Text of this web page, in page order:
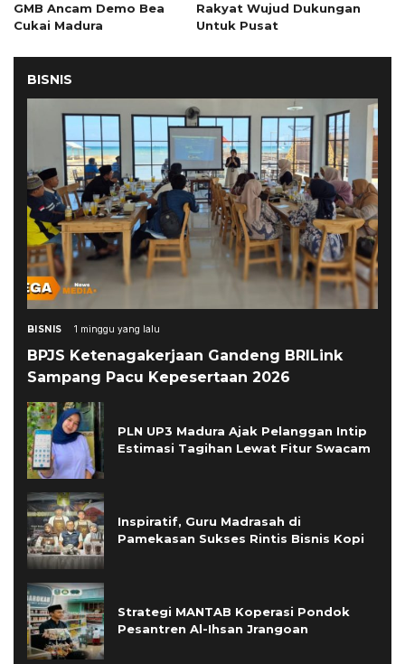
GMB Ancam Demo Bea
Cukai Madura
Rakyat Wujud Dukungan
Untuk Pusat
BISNIS
BISNIS 1 minggu yang lalu
BPJS Ketenagakerjaan Gandeng BRILink
Sampang Pacu Kepesertaan 2026
PLN UP3 Madura Ajak Pelanggan Intip
Estimasi Tagihan Lewat Fitur Swacam
Inspiratif, Guru Madrasah di
Pamekasan Sukses Rintis Bisnis Kopi
Strategi MANTAB Koperasi Pondok
Pesantren Al-Ihsan Jrangoan